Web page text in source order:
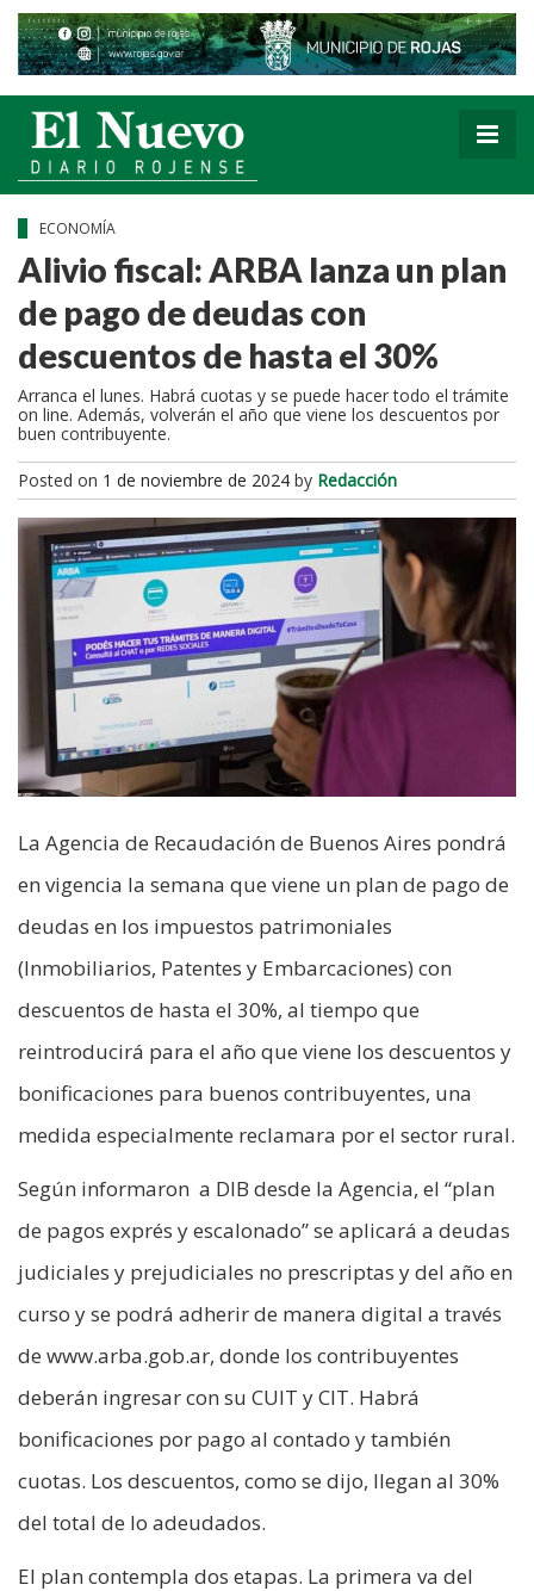
ECONOMÍA
Alivio fiscal: ARBA lanza un plan
de pago de deudas con
descuentos de hasta el 30%
Arranca el lunes. Habrá cuotas y se puede hacer todo el trámite
on line. Además, volverán el año que viene los descuentos por
buen contribuyente.
Posted on 1 de noviembre de 2024 by Redacción
La Agencia de Recaudación de Buenos Aires pondrá
en vigencia la semana que viene un plan de pago de
deudas en los impuestos patrimoniales
(Inmobiliarios, Patentes y Embarcaciones) con
descuentos de hasta el 30%, al tiempo que
reintroducirá para el año que viene los descuentos y
bonificaciones para buenos contribuyentes, una
medida especialmente reclamara por el sector rural.
Según informaron a DIB desde la Agencia, el “plan
de pagos exprés y escalonado” se aplicará a deudas
judiciales y prejudiciales no prescriptas y del año en
curso y se podrá adherir de manera digital a través
de www.arba.gob.ar, donde los contribuyentes
deberán ingresar con su CUIT y CIT. Habrá
bonificaciones por pago al contado y también
cuotas. Los descuentos, como se dijo, llegan al 30%
del total de lo adeudados.
El plan contempla dos etapas. La primera va del